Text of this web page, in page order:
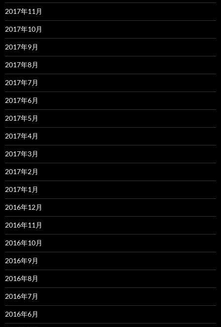
2017年11月
2017年10月
2017年9月
2017年8月
2017年7月
2017年6月
2017年5月
2017年4月
2017年3月
2017年2月
2017年1月
2016年12月
2016年11月
2016年10月
2016年9月
2016年8月
2016年7月
2016年6月